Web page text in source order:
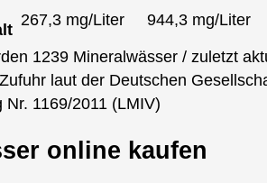
267,3 mg/Liter 944,3 mg/Liter
1239 Mineralwässer / zuletzt
laut der Deutschen
Nr. 1169/2011 (LMIV)
online kaufen